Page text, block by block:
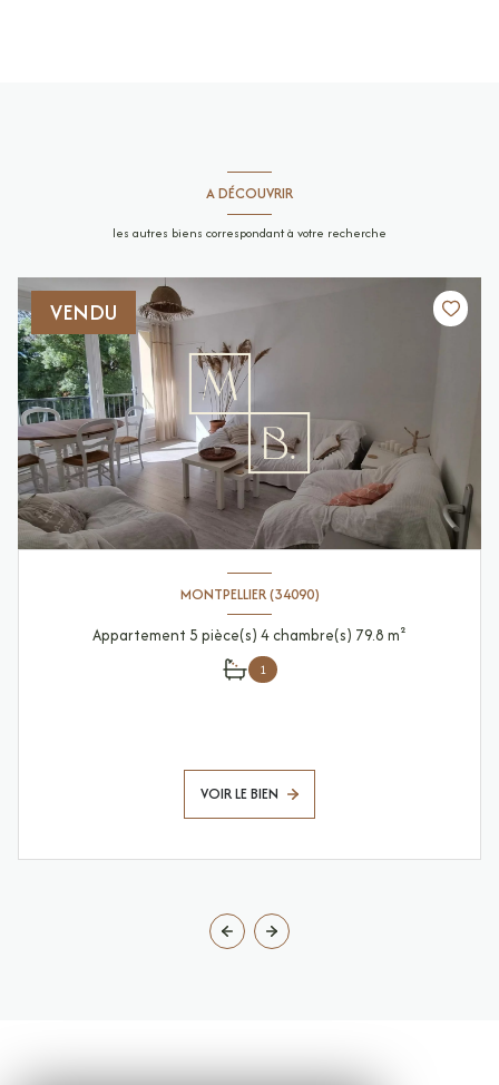
A DÉCOUVRIR
les autres biens correspondant à votre recherche
VENDU
MONTPELLIER (34090)
Appartement 5 pièce(s) 4 chambre(s) 79.8 m²
1
VOIR LE BIEN